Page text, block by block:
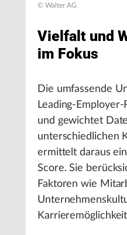
© Walter AG
Vielfalt und
im Fokus
Die umfassende
Leading-
und gewichtet
unterschiedlichen
ermittelt daraus
Score. Sie
Faktoren wie